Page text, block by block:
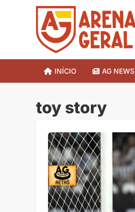
INÍCIO AG NEWS
toy story